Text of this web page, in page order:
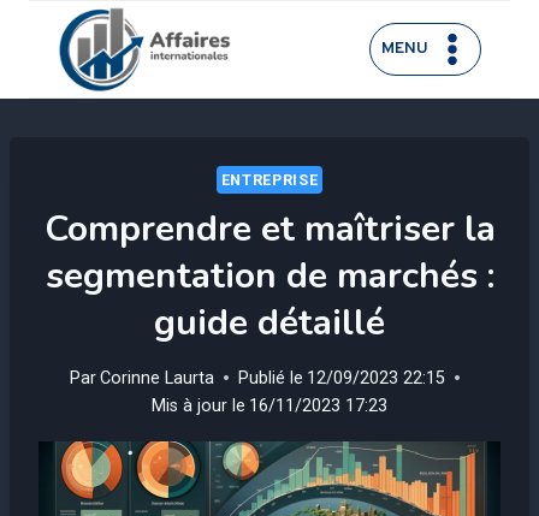
contenu
MENU
ENTREPRISE
Comprendre et maîtriser la
segmentation de marchés :
guide détaillé
ParCorinne Laurta Publié le 12/09/2023 22:15
Mis à jour le 16/11/2023 17:23